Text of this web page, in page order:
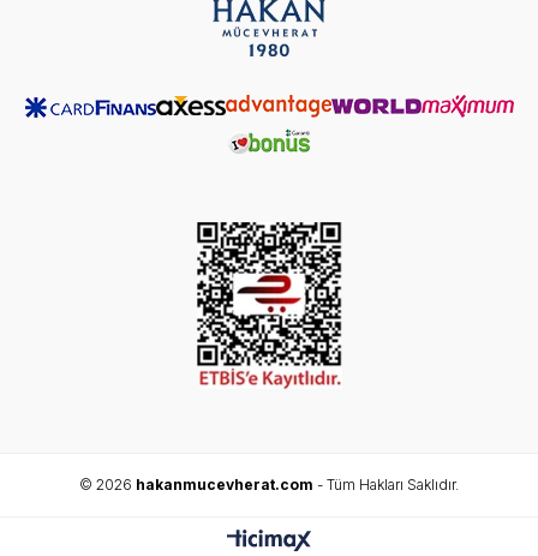
© 2026 hakanmucevherat.com - Tüm Hakları Saklıdır.